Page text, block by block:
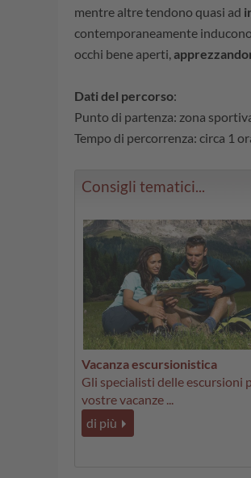
mentre altre tendono quasi ad
contemporaneamente
occhi bene aperti,
Dati del percorso:
Punto di partenza: zona
Tempo di percorrenza: circa 1
Consigli tematici...
Vacanza escursionistica
Gli specialisti delle escursioni
vostre vacanze ...
di più